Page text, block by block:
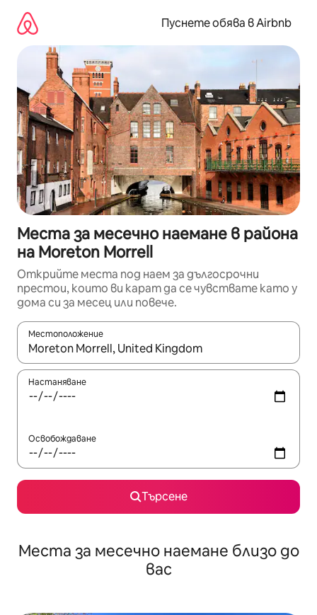
съдържанието
Пуснете обява в Airbnb
Места за месечно наемане в района
на Moreton Morrell
Открийте места под наем за дългосрочни
престои, които ви карат да се чувствате като у
дома си за месец или повече.
Местоположение
Когато резултатите се покажат, използвайте
Настаняване
Освобождаване
Търсене
Места за месечно наемане близо до
вас